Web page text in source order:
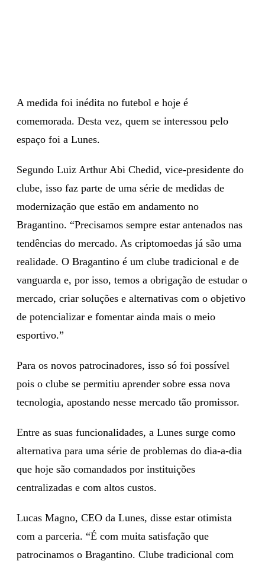
A medida foi inédita no futebol e hoje é
comemorada. Desta vez, quem se interessou pelo
espaço foi a Lunes.
Segundo Luiz Arthur Abi Chedid, vice-presidente do
clube, isso faz parte de uma série de medidas de
modernização que estão em andamento no
Bragantino. “Precisamos sempre estar antenados nas
tendências do mercado. As criptomoedas já são uma
realidade. O Bragantino é um clube tradicional e de
vanguarda e, por isso, temos a obrigação de estudar o
mercado, criar soluções e alternativas com o objetivo
de potencializar e fomentar ainda mais o meio
esportivo.”
Para os novos patrocinadores, isso só foi possível
pois o clube se permitiu aprender sobre essa nova
tecnologia, apostando nesse mercado tão promissor.
Entre as suas funcionalidades, a Lunes surge como
alternativa para uma série de problemas do dia-a-dia
que hoje são comandados por instituições
centralizadas e com altos custos.
Lucas Magno, CEO da Lunes, disse estar otimista
com a parceria. “É com muita satisfação que
patrocinamos o Bragantino. Clube tradicional com